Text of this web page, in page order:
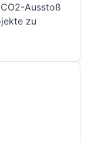
Ausstoß
zu